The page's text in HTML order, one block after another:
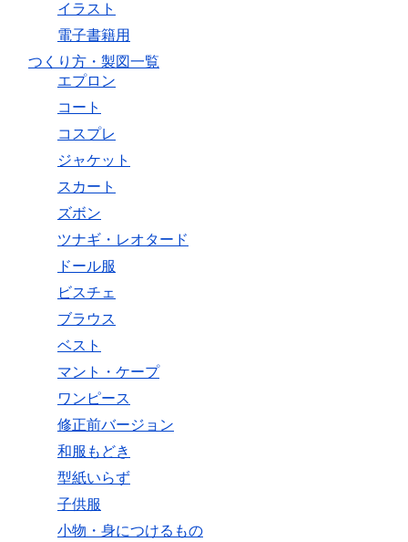
イラスト
電子書籍用
つくり方・製図一覧
エプロン
コート
コスプレ
ジャケット
スカート
ズボン
ツナギ・レオタード
ドール服
ビスチェ
ブラウス
ベスト
マント・ケープ
ワンピース
修正前バージョン
和服もどき
型紙いらず
子供服
小物・身につけるもの